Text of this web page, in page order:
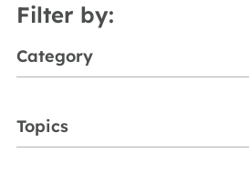
Filter by:
Category
Topics